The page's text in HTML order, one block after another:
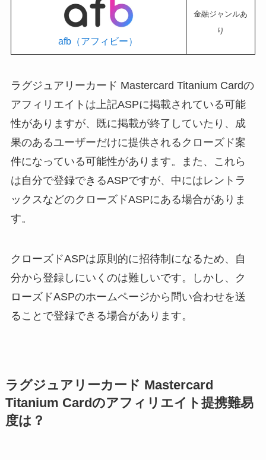
afb（アフィビー）
金融ジャンルあ
り
ラグジュアリーカード Mastercard Titanium Cardの
アフィリエイトは上記ASPに掲載されている可能
性がありますが、既に掲載が終了していたり、成
果のあるユーザーだけに提供されるクローズド案
件になっている可能性があります。また、これら
は自分で登録できるASPですが、中にはレントラ
ックスなどのクローズドASPにある場合がありま
す。
クローズドASPは原則的に招待制になるため、自
分から登録しにいくのは難しいです。しかし、ク
ローズドASPのホームページから問い合わせを送
ることで登録できる場合があります。
ラグジュアリーカード Mastercard
Titanium Cardのアフィリエイト提携難易
度は？